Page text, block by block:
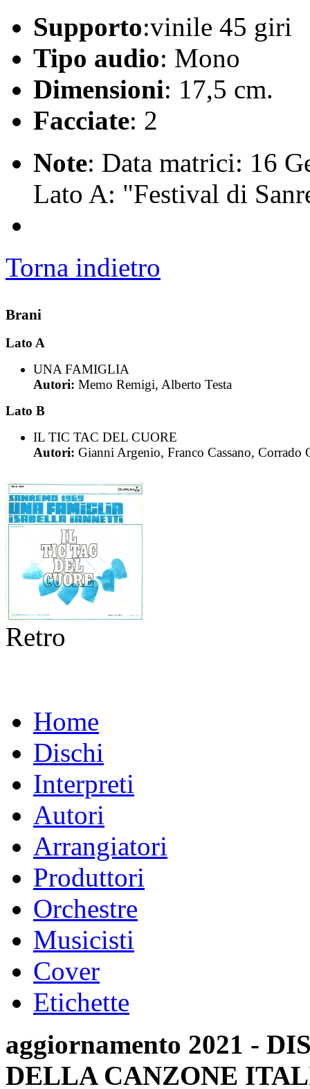
Supporto:vinile 45 giri
Tipo audio: Mono
Dimensioni: 17,5 cm.
Facciate: 2
Note: Data matrici: 16
Lato A: "Festival di
Torna indietro
Brani
Lato A
UNA FAMIGLIA
Autori: Memo Remigi, Alberto Testa
Lato B
IL TIC TAC DEL CUORE
Autori: Gianni Argenio, Franco Cassano, Corrado
Retro
Home
Dischi
Interpreti
Autori
Arrangiatori
Produttori
Orchestre
Musicisti
Cover
Etichette
aggiornamento 2021 -
DELLA CANZONE